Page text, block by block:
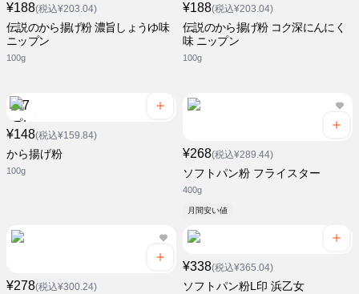
¥188(税込¥203.04)
伝説のから揚げ粉 濃旨しょうゆ味
ニップン
100g
¥188(税込¥203.04)
伝説のから揚げ粉 コク深にんにく
味 ニップン
100g
¥148(税込¥159.84)
から揚げ粉
100g
¥268(税込¥289.44)
ソフトパン粉 フライスター
400g
月間安い値
¥278(税込¥300.24)
¥338(税込¥365.04)
ソフトパン粉L印 浜乙女